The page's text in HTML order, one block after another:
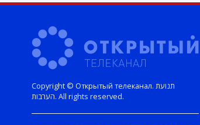
Copyright © Открытый телеканал. תנועת
הערבות. All rights reserved.